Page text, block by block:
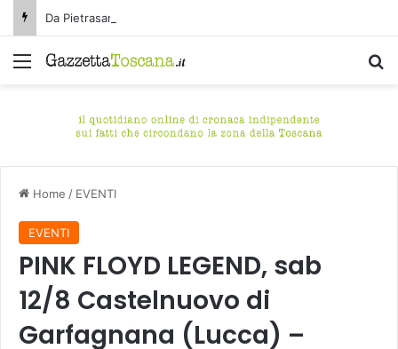
Da Pietrasanta a Pisa: la lunga estate di Tano Pisano
Menu
Home / EVENTI
EVENTI
PINK FLOYD LEGEND, sab
12/8 Castelnuovo di
Garfagnana (Lucca) –